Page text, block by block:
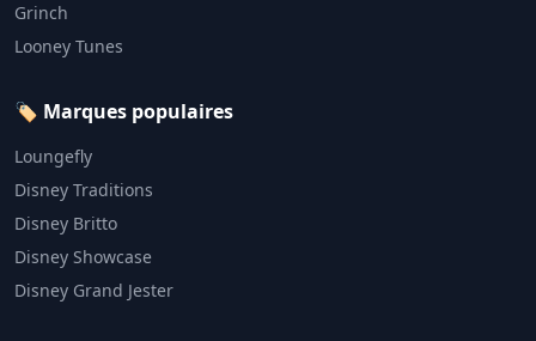
Grinch
Looney Tunes
🏷️ Marques populaires
Loungefly
Disney Traditions
Disney Britto
Disney Showcase
Disney Grand Jester